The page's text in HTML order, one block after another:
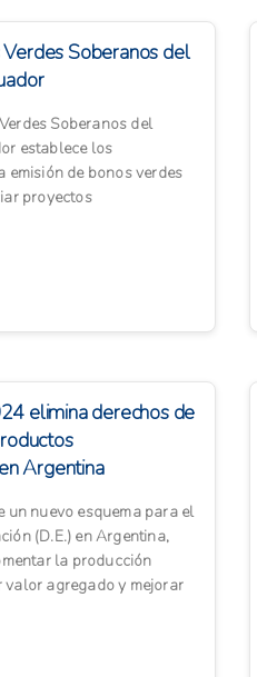
Soberanos del
Soberanos del
establece los
emisión de bonos verdes
proyectos
elimina derechos de
Argentina
un nuevo esquema para el
(D.E.) en Argentina,
la producción
agregado y mejorar